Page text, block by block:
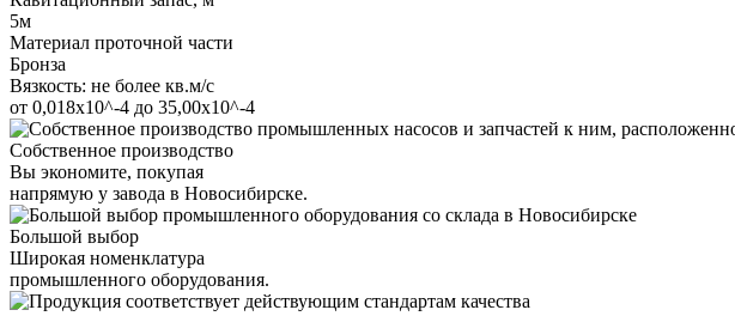
5м
Материал проточной части
Бронза
Вязкость: не более кв.м/с
от 0,018х10^-4 до 35,00х10^-4
Собственное производство
Вы экономите, покупая
напрямую у завода в Новосибирске.
Большой выбор
Широкая номенклатура
промышленного оборудования.